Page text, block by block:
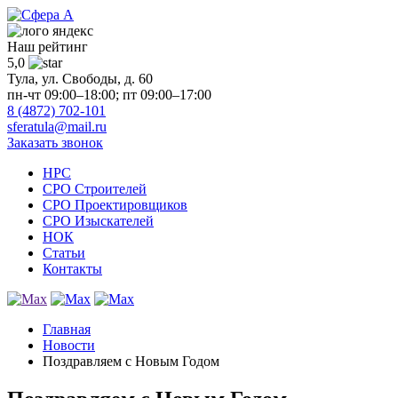
Наш рейтинг
5,0
Тула, ул. Свободы, д. 60
пн-чт 09:00–18:00; пт 09:00–17:00
8 (4872) 702-101
sferatula@mail.ru
Заказать звонок
НРС
СРО Строителей
СРО Проектировщиков
СРО Изыскателей
НОК
Статьи
Контакты
Главная
Новости
Поздравляем с Новым Годом